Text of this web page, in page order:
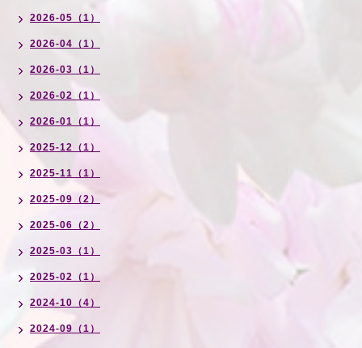
2026-05（1）
2026-04（1）
2026-03（1）
2026-02（1）
2026-01（1）
2025-12（1）
2025-11（1）
2025-09（2）
2025-06（2）
2025-03（1）
2025-02（1）
2024-10（4）
2024-09（1）